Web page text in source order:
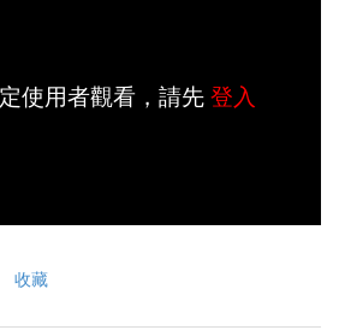
使用者觀看，請先登入
收藏